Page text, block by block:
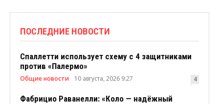
ПОСЛЕДНИЕ НОВОСТИ
Спаллетти использует схему с 4 защитниками
против «Палермо»
Общие новости 10 августа, 2026 9:27 4
Фабрицио Раванелли: «Коло — надёжный